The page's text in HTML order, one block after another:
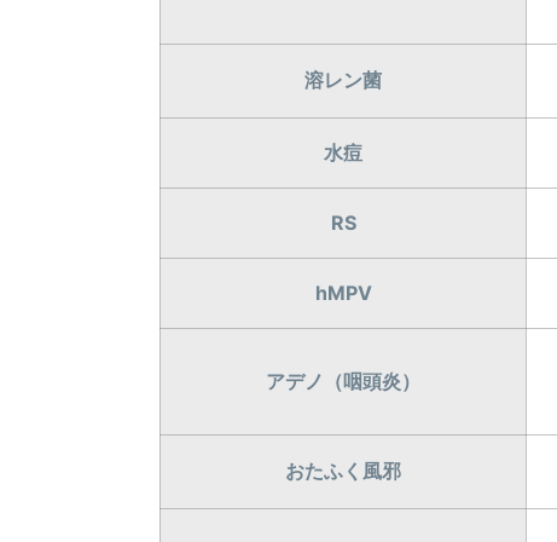
溶レン菌
水痘
RS
hMPV
アデノ（咽頭炎）
おたふく風邪